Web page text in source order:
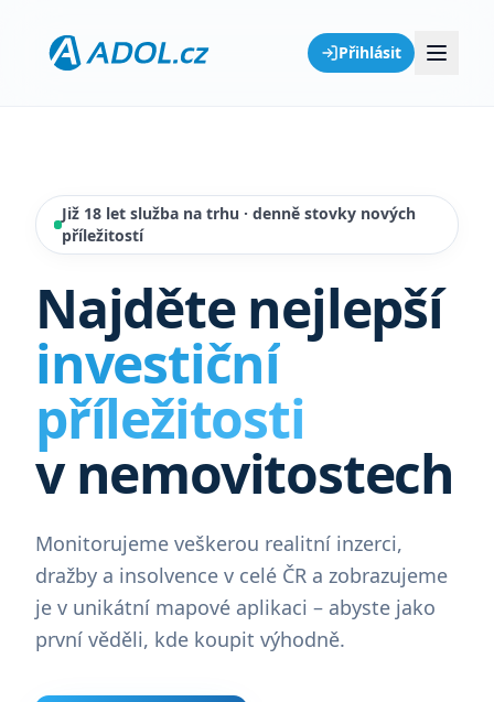
Přihlásit
Již 18 let služba na trhu · denně stovky nových
příležitostí
Najděte nejlepší
investiční
příležitosti
v nemovitostech
Monitorujeme veškerou realitní inzerci,
dražby a insolvence v celé ČR a zobrazujeme
je v unikátní mapové aplikaci – abyste jako
první věděli, kde koupit výhodně.